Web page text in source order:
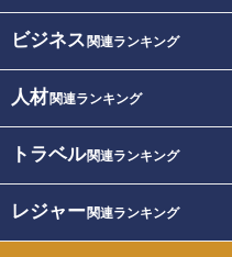
ビジネス 関連ランキング
人材関連ランキング
トラベル関連ランキング
レジャー関連ランキング